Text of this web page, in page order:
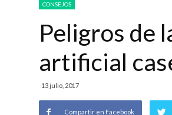
CONSEJOS
Peligros de
artificial
13 julio, 2017
Compartir en Facebook